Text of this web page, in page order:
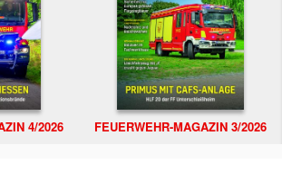
4/2026 FEUERWEHR-MAGAZIN 3/2026